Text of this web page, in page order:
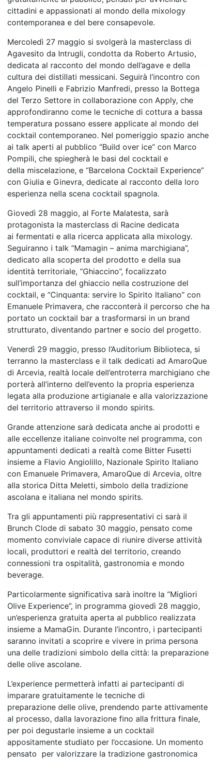
cittadini e appassionati al mondo della mixology
contemporanea e del bere consapevole.
Mercoledì 27 maggio si svolgerà la masterclass di
Agavesito da Intrugli, condotta da Roberto Artusio,
dedicata al racconto del mondo dell’agave e della
cultura dei distillati messicani. Seguirà l’incontro con
Angelo Pinelli e Fabrizio Manfredi, presso la Bottega
del Terzo Settore in collaborazione con Apply, che
approfondiranno come le tecniche di cottura a bassa
temperatura possano essere applicate al mondo del
cocktail contemporaneo. Nel pomeriggio spazio anche
ai talk aperti al pubblico “Build over ice” con Marco
Pompili, che spiegherà le basi del cocktail e
della miscelazione, e “Barcelona Cocktail Experience”
con Giulia e Ginevra, dedicate al racconto della loro
esperienza nella scena cocktail spagnola.
Giovedì 28 maggio, al Forte Malatesta, sarà
protagonista la masterclass di Racine dedicata
ai fermentati e alla ricerca applicata alla mixology.
Seguiranno i talk “Mamagin – anima marchigiana”,
dedicato alla scoperta del prodotto e della sua
identità territoriale, “Ghiaccino”, focalizzato
sull’importanza del ghiaccio nella costruzione del
cocktail, e “Cinquanta: servire lo Spirito Italiano” con
Emanuele Primavera, che racconterà il percorso che ha
portato un cocktail bar a trasformarsi in un brand
strutturato, diventando partner e socio del progetto.
Venerdì 29 maggio, presso l’Auditorium Biblioteca, si
terranno la masterclass e il talk dedicati ad AmaroQue
di Arcevia, realtà locale dell’entroterra marchigiano che
porterà all’interno dell’evento la propria esperienza
legata alla produzione artigianale e alla valorizzazione
del territorio attraverso il mondo spirits.
Grande attenzione sarà dedicata anche ai prodotti e
alle eccellenze italiane coinvolte nel programma, con
appuntamenti dedicati a realtà come Bitter Fusetti
insieme a Flavio Angiolillo, Nazionale Spirito Italiano
con Emanuele Primavera, AmaroQue di Arcevia, oltre
alla storica Ditta Meletti, simbolo della tradizione
ascolana e italiana nel mondo spirits.
Tra gli appuntamenti più rappresentativi ci sarà il
Brunch Clode di sabato 30 maggio, pensato come
momento conviviale capace di riunire diverse attività
locali, produttori e realtà del territorio, creando
connessioni tra ospitalità, gastronomia e mondo
beverage.
Particolarmente significativa sarà inoltre la “Migliori
Olive Experience”, in programma giovedì 28 maggio,
un’esperienza gratuita aperta al pubblico realizzata
insieme a MamaGin. Durante l’incontro, i partecipanti
saranno invitati a scoprire e vivere in prima persona
una delle tradizioni simbolo della città: la preparazione
delle olive ascolane.
L’experience permetterà infatti ai partecipanti di
imparare gratuitamente le tecniche di
preparazione delle olive, prendendo parte attivamente
al processo, dalla lavorazione fino alla frittura finale,
per poi degustarle insieme a un cocktail
appositamente studiato per l’occasione. Un momento
pensato per valorizzare la tradizione gastronomica